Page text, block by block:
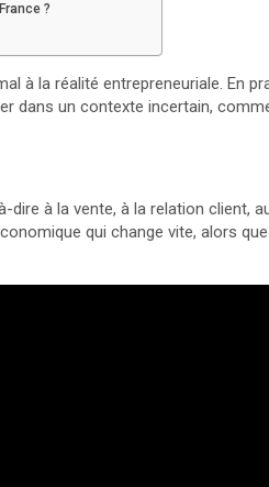
?
à la réalité entrepreneuriale. En
dans un contexte incertain,
à la vente, à la relation client,
qui change vite, alors